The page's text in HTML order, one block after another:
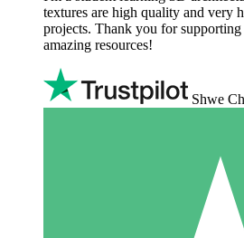
textures are high quality and very
projects. Thank you for supporting
amazing resources!
Shwe